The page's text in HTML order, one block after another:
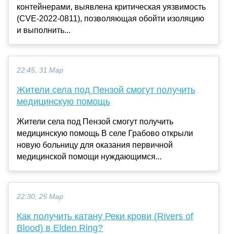
контейнерами, выявлена критическая уязвимость
(CVE-2022-0811), позволяющая обойти изоляцию
и выполнить...
22:45, 31 Мар
Жители села под Пензой смогут получить
медицинскую помощь
Жители села под Пензой смогут получить
медицинскую помощь В селе Грабово открыли
новую больницу для оказания первичной
медицинской помощи нуждающимся...
22:30, 25 Мар
Как получить катану Реки крови (Rivers of
Blood) в Elden Ring?